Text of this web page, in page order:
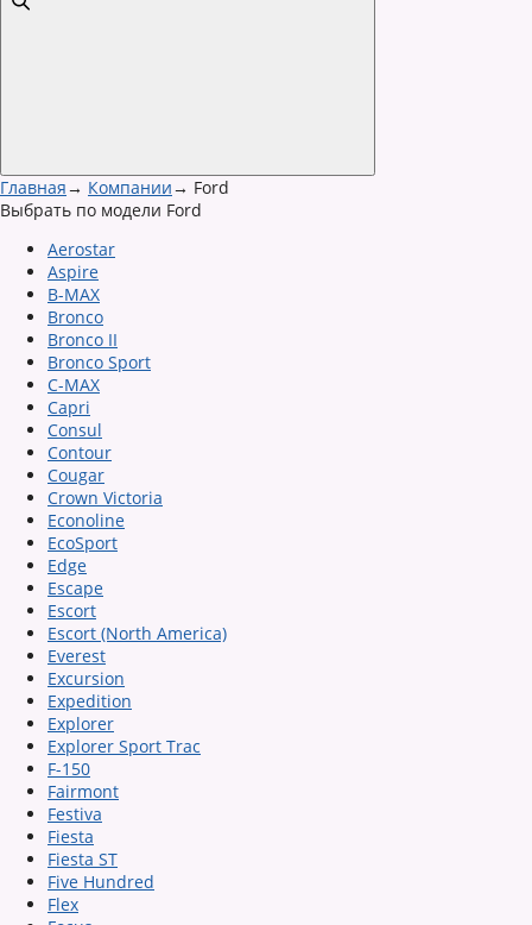
Главная→ Компании→ Ford
Выбрать по модели Ford
Aerostar
Aspire
B-MAX
Bronco
Bronco II
Bronco Sport
C-MAX
Capri
Consul
Contour
Cougar
Crown Victoria
Econoline
EcoSport
Edge
Escape
Escort
Escort (North America)
Everest
Excursion
Expedition
Explorer
Explorer Sport Trac
F-150
Fairmont
Festiva
Fiesta
Fiesta ST
Five Hundred
Flex